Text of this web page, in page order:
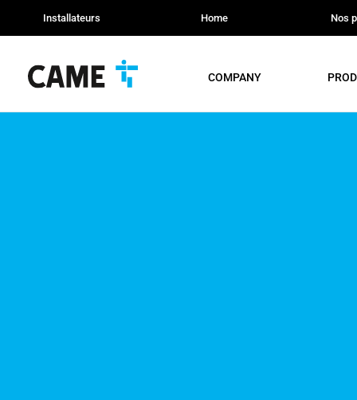
Installateurs Home Nos
COMPANY